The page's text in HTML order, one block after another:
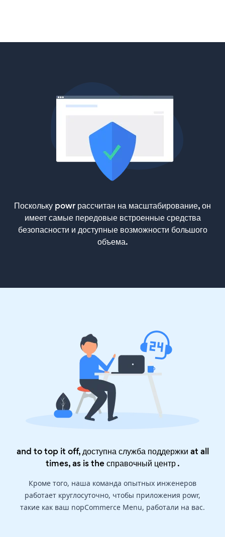
Поскольку powr рассчитан на масштабирование, он
имеет самые передовые встроенные средства
безопасности и доступные возможности большого
объема.
and to top it off, доступна служба поддержки at all
times, as is theсправочный центр.
Кроме того, наша команда опытных инженеров
работает круглосуточно, чтобы приложения powr,
такие как ваш nopCommerce Menu, работали на вас.